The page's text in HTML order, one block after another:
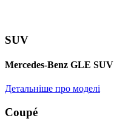
SUV
Mercedes-Benz GLE SUV
Детальніше про моделі
Coupé